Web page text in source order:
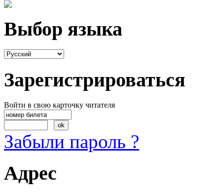
Выбор языка
Зарегистрироваться
Войти в свою карточку читателя
Забыли пароль ?
Адрес